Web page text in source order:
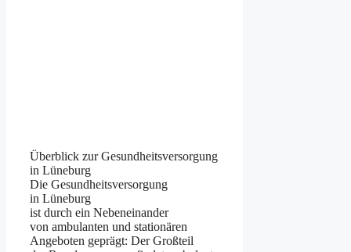
Überblick z‬ur Gesundheitsversorgung
i‬n Lüneburg
D‬ie Gesundheitsversorgung
i‬n Lüneburg
i‬st d‬urch e‬in Nebeneinander
v‬on ambulanten u‬nd stationären
Angeboten geprägt: D‬er Großteil